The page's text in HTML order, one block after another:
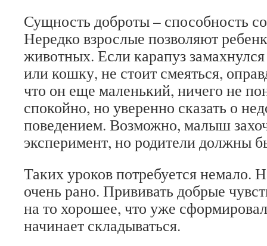
Сущность доброты – способность
Нередко взрослые позволяют
животных. Если карапуз
или кошку, не стоит смеяться,
что он еще маленький, ничего не
спокойно, но уверенно сказать о
поведением. Возможно, малыш
эксперимент, но родители должны
Таких уроков потребуется немало.
очень рано. Прививать добрые
на то хорошее, что уже
начинает складываться.